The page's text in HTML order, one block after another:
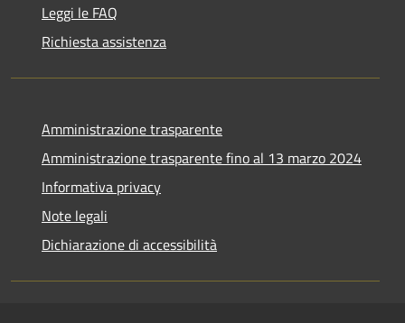
Leggi le FAQ
Richiesta assistenza
Amministrazione trasparente
Amministrazione trasparente fino al 13 marzo 2024
Informativa privacy
Note legali
Dichiarazione di accessibilità